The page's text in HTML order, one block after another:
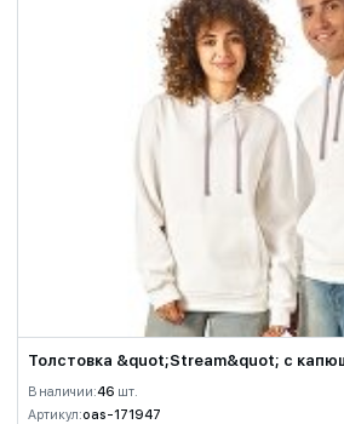
Толстовка &quot;Stream&quot; с
В наличии:46 шт.
Артикул:oas-171947